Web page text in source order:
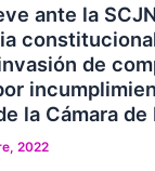
ante la
de
la Cámara de
2022